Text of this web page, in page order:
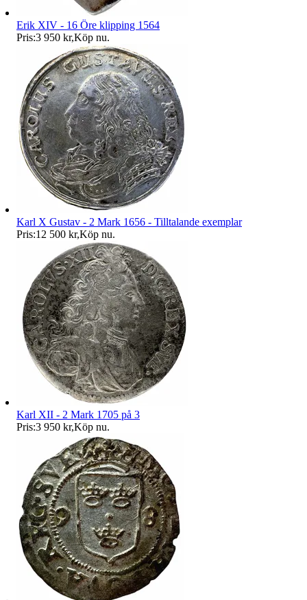
Erik XIV - 16 Öre klipping 1564
Pris:3 950 kr,Köp nu.
Karl X Gustav - 2 Mark 1656 - Tilltalande exemplar
Pris:12 500 kr,Köp nu.
Karl XII - 2 Mark 1705 på 3
Pris:3 950 kr,Köp nu.